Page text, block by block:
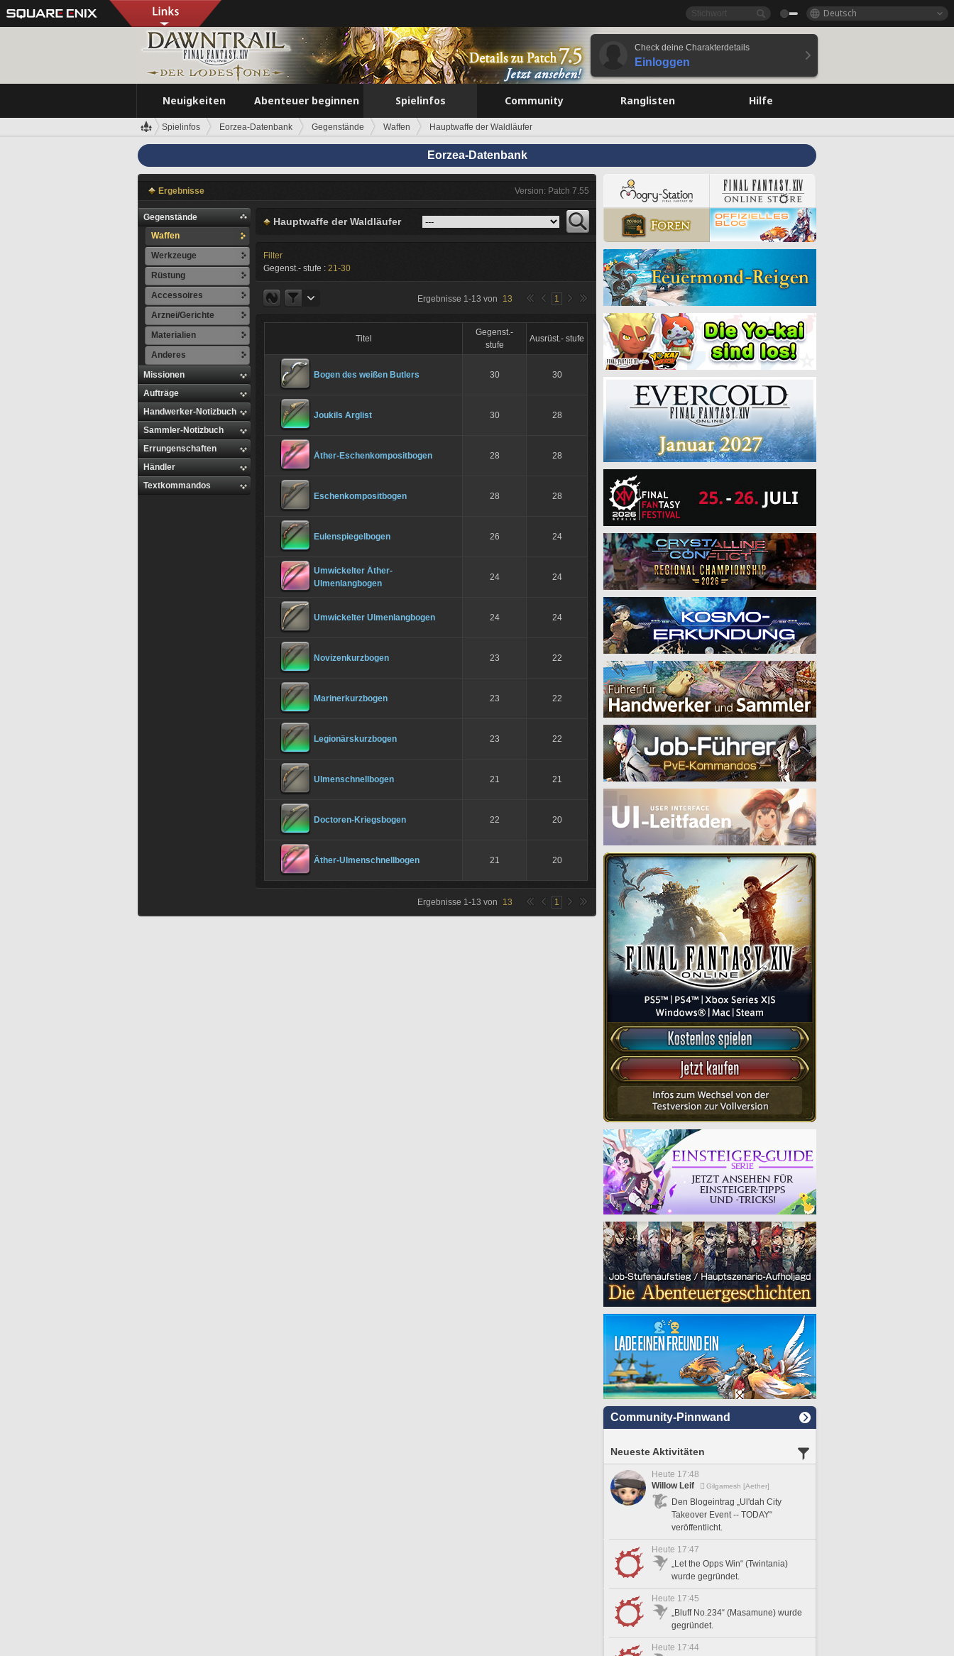
Deutsch
Check deine Charakterdetails
Einloggen
Neuigkeiten Abenteuer beginnen Spielinfos Community Ranglisten Hilfe
Spielinfos Eorzea-Datenbank Gegenstände Waffen Hauptwaffe der Waldläufer
Eorzea-Datenbank
Ergebnisse Version: Patch 7.55
Gegenstände
Waffen
Werkzeuge
Rüstung
Accessoires
Arznei/Gerichte
Materialien
Anderes
Missionen
Aufträge
Handwerker-Notizbuch
Sammler-Notizbuch
Errungenschaften
Händler
Textkommandos
Hauptwaffe der Waldläufer
Filter
Gegenst.- stufe : 21-30
Ergebnisse 1-13 von 13 1
Titel
Gegenst.-
stufe
Ausrüst.- stufe
Bogen des weißen Butlers 30 30
Joukils Arglist 30 28
Äther-Eschenkompositbogen 28 28
Eschenkompositbogen 28 28
Eulenspiegelbogen 26 24
Umwickelter Äther-
Ulmenlangbogen
24 24
Umwickelter Ulmenlangbogen 24 24
Novizenkurzbogen 23 22
Marinerkurzbogen 23 22
Legionärskurzbogen 23 22
Ulmenschnellbogen 21 21
Doctoren-Kriegsbogen 22 20
Äther-Ulmenschnellbogen 21 20
Ergebnisse 1-13 von 13 1
Community-Pinnwand
Neueste Aktivitäten
Heute 17:48
Willow Leif
Gilgamesh [Aether]
Den Blogeintrag „Ul'dah City
Takeover Event -- TODAY“
veröffentlicht.
Heute 17:47
„Let the Opps Win“ (Twintania)
wurde gegründet.
Heute 17:45
„Bluff No.234“ (Masamune) wurde
gegründet.
Heute 17:44